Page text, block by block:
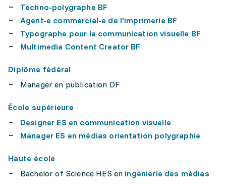
Techno-polygraphe BF
Agent-e commercial-e de l'imprimerie BF
Typographe pour la communication visuelle BF
Multimedia Content Creator BF
Diplôme fédéral
Manager en publication DF
École supérieure
Designer ES en communication visuelle
Manager ES en médias orientation polygraphie
Haute école
Bachelor of Science HES en ingénierie des médias